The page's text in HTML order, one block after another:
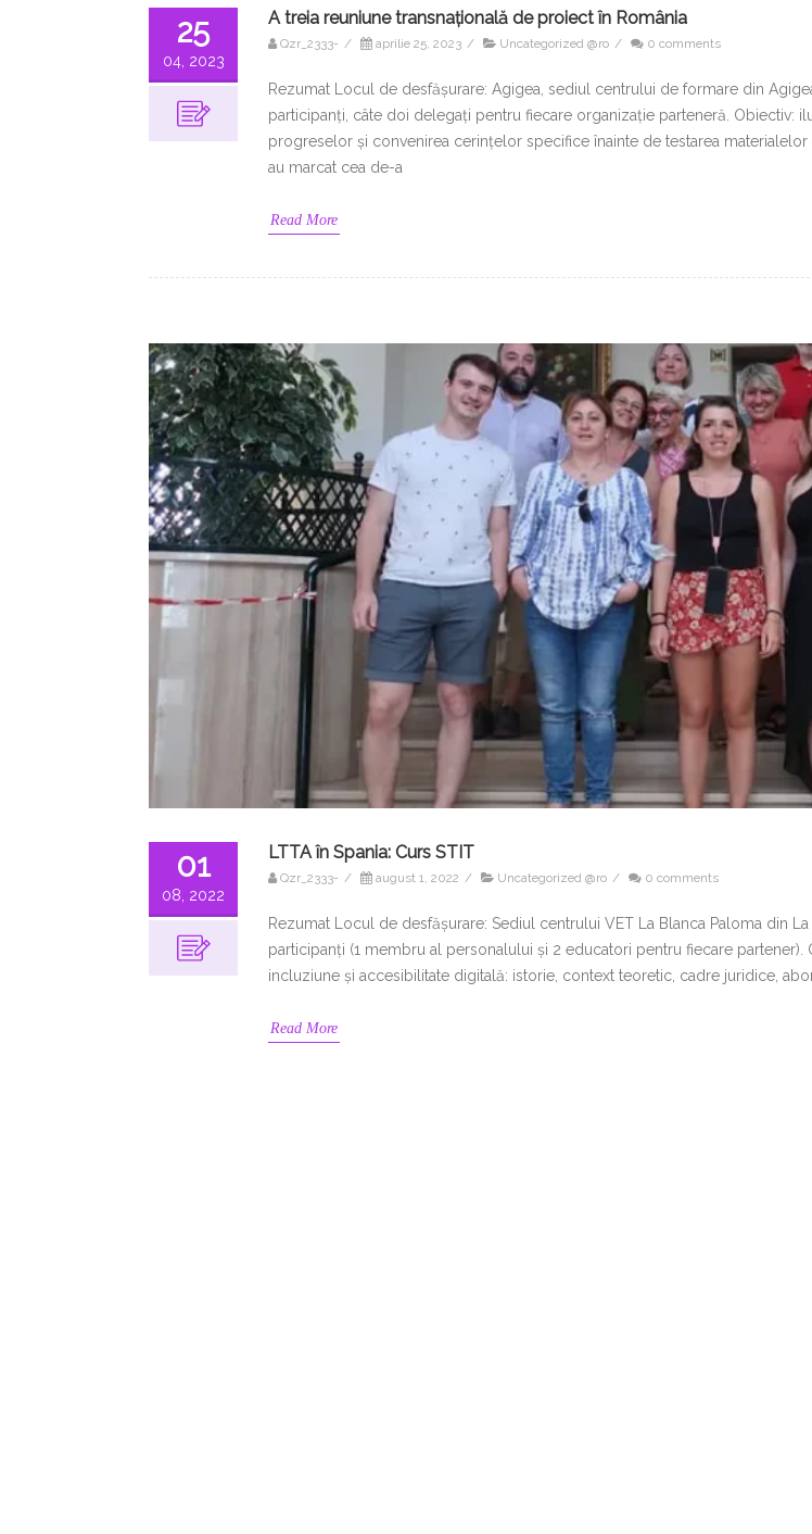
25
04, 2023
A treia reuniune transnațională de proiect în România
Qzr_2333- / aprilie 25, 2023 / Uncategorized @ro / 0 comments
Rezumat Locul de desfășurare: Agigea, sediul centrului de formare din
participanți, câte doi delegați pentru fiecare organizație parteneră. Obiectiv:
progreselor și convenirea cerințelor specifice înainte de testarea
au marcat cea de-a
Read More
01
08, 2022
LTTA în Spania: Curs STIT
Qzr_2333- / august 1, 2022 / Uncategorized @ro / 0 comments
Rezumat Locul de desfășurare: Sediul centrului VET La Blanca Paloma din
participanți (1 membru al personalului și 2 educatori pentru fiecare
incluziune și accesibilitate digitală: istorie, context teoretic, cadre juridice,
Read More